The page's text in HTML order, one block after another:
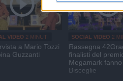
VIDEO 2 MINUTI
a Mario Tozzi
Guzzanti
SOCIAL VIDEO 2
Rassegna
finalisti del
Megamark
Bisceglie